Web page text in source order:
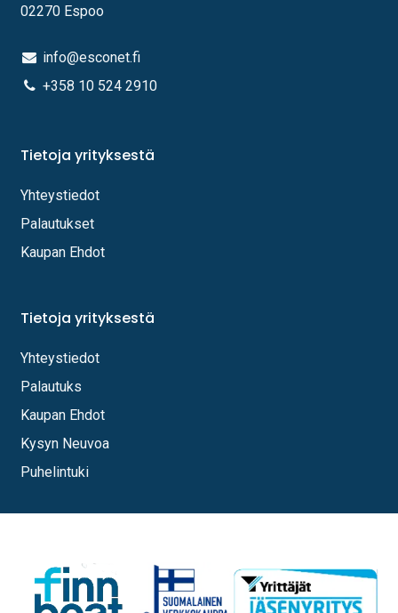
02270 Espoo
info@esconet.fi
+358 10 524 2910
Tietoja yrityksestä
Yhteystiedot
Palautukset
Kaupan Ehdot
Tietoja yrityksestä
Yhteystiedot
Palautuks
Kaupan Ehdot
Kysyn Neuvoa
Puhelintuki